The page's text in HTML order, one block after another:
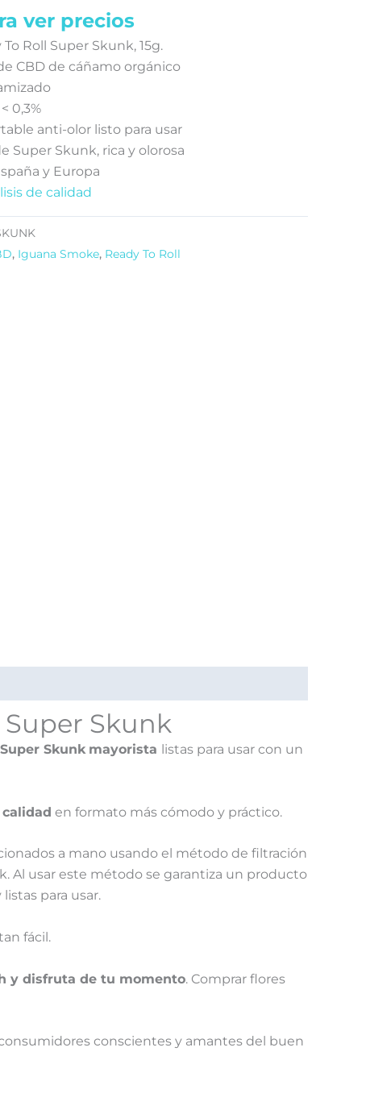
ver precios
Roll Super Skunk, 15g.
CBD de cáñamo orgánico
0,3%
anti-olor listo para usar
Super Skunk, rica y olorosa
y Europa
de calidad
, Iguana Smoke, Ready To Roll
Super Skunk
Super Skunk mayorista listas para usar con un
en formato más cómodo y práctico.
a mano usando el método de filtración
Al usar este método se garantiza un producto
para usar.
fácil.
y disfruta de tu momento. Comprar flores
conscientes y amantes del buen